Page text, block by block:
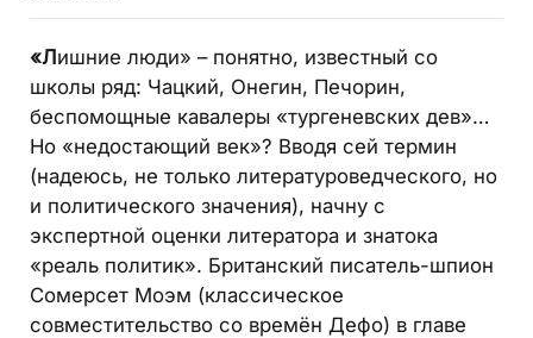
«Лишние люди» – понятно, известный со
школы ряд: Чацкий, Онегин, Печорин,
беспомощные кавалеры «тургеневских дев»…
Но «недостающий век»? Вводя сей термин
(надеюсь, не только литературоведческого, но
и политического значения), начну с
экспертной оценки литератора и знатока
«реаль политик». Британский писатель-шпион
Сомерсет Моэм (классическое
совместительство со времён Дефо) в главе